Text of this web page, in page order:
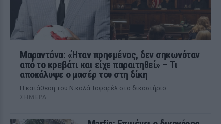
Μαραντόνα: «Ήταν πρησμένος, δεν σηκωνόταν
από το κρεβάτι και είχε παραιτηθεί» – Τι
αποκάλυψε ο μασέρ του στη δίκη
Η κατάθεση του Νικολά Ταφαρέλ στο δικαστήριο
ΣΉΜΕΡΑ